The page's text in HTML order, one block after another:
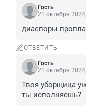
Гость
21 октября
диаспоры
ОТВЕТИТЬ
Гость
21 октября
Твоя уборщица
ты исполняешь?